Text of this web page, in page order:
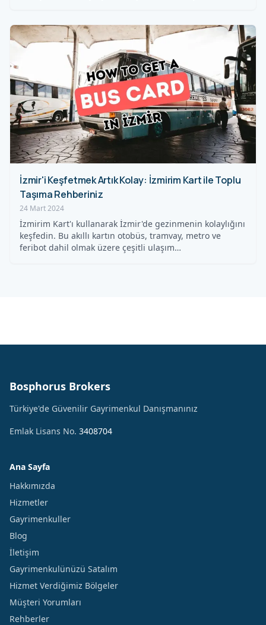
İzmir'i Keşfetmek Artık Kolay: İzmirim Kart ile Toplu
Taşıma Rehberiniz
24 Mart 2024
İzmirim Kart'ı kullanarak İzmir'de gezinmenin kolaylığını
keşfedin. Bu akıllı kartın otobüs, tramvay, metro ve
feribot dahil olmak üzere çeşitli ulaşım…
Bosphorus Brokers
Türkiye'de Güvenilir Gayrimenkul Danışmanınız
Emlak Lisans No. 3408704
Ana Sayfa
Hakkımızda
Hizmetler
Gayrimenkuller
Blog
İletişim
Gayrimenkulünüzü Satalım
Hizmet Verdiğimiz Bölgeler
Müşteri Yorumları
Rehberler